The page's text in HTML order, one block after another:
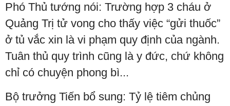
Phó Thủ tướng nói: Trường hợp 3 cháu ở
Quảng Trị tử vong cho thấy việc “gửi thuốc”
ở tủ vắc xin là vi phạm quy định của ngành.
Tuân thủ quy trình cũng là y đức, chứ không
chỉ có chuyện phong bì...
Bộ trưởng Tiến bổ sung: Tỷ lệ tiêm chủng